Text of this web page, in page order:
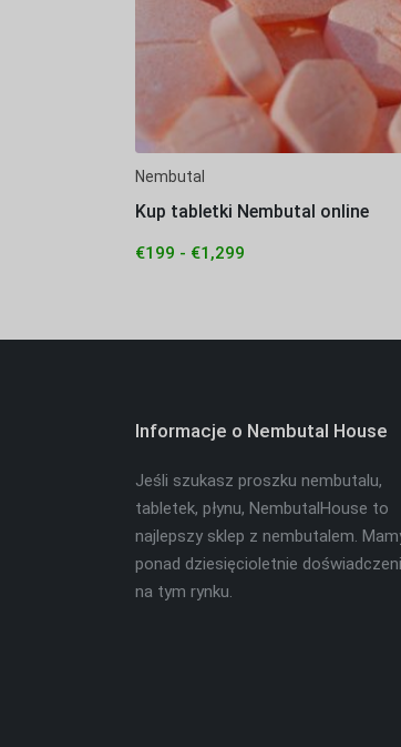
Nembutal
Kup tabletki Nembutal online
€199 - €1,299
Informacje o Nembutal House
Jeśli szukasz proszku nembutalu,
tabletek, płynu, NembutalHouse to
najlepszy sklep z nembutalem.
ponad dziesięcioletnie
na tym rynku.